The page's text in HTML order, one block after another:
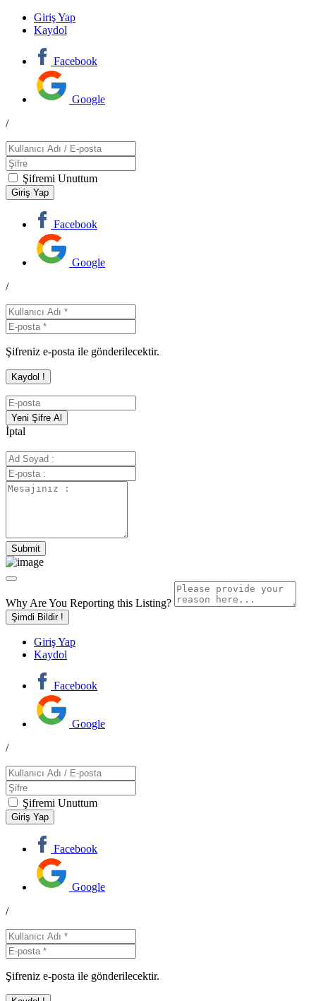
Giriş Yap
Kaydol
Facebook
Google
/
Şifremi Unuttum
Facebook
Google
/
Şifreniz e-posta ile gönderilecektir.
İptal
Why Are You Reporting this Listing?
Şimdi Bildir !
Giriş Yap
Kaydol
Facebook
Google
/
Şifremi Unuttum
Facebook
Google
/
Şifreniz e-posta ile gönderilecektir.